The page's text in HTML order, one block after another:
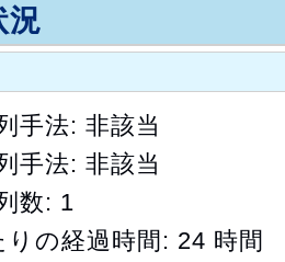
況
手法: 非該当
手法: 非該当
数: 1
の経過時間: 24 時間